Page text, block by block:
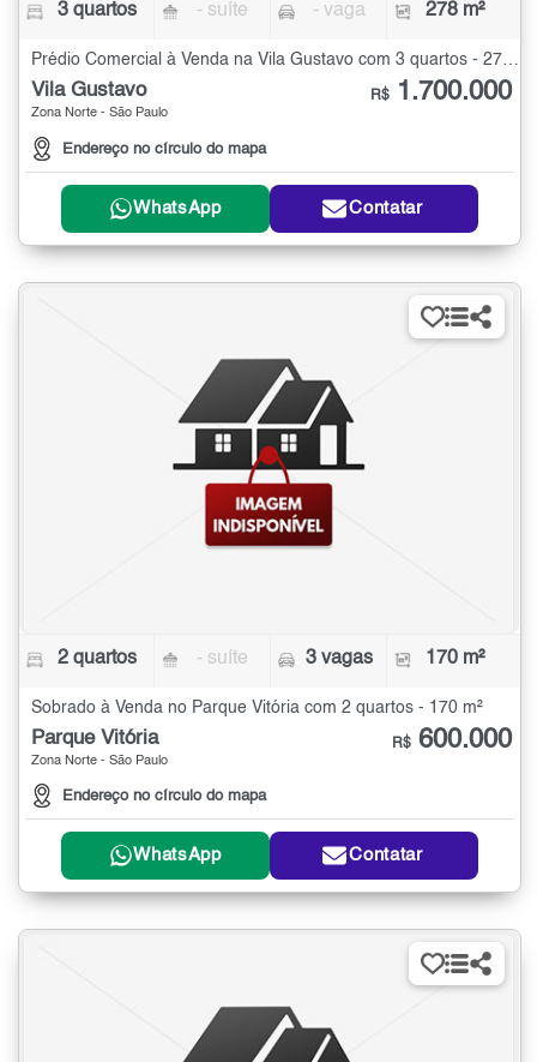
3 quartos - suíte - vaga 278 m²
Prédio Comercial à Venda na Vila Gustavo com 3 quartos - 278 m²
Vila Gustavo
Zona Norte - São Paulo
Endereço no círculo do mapa
R$ 1.700.000
WhatsApp Contatar
2 quartos - suíte 3 vagas 170 m²
Sobrado à Venda no Parque Vitória com 2 quartos - 170 m²
Parque Vitória
Zona Norte - São Paulo
Endereço no círculo do mapa
R$ 600.000
WhatsApp Contatar